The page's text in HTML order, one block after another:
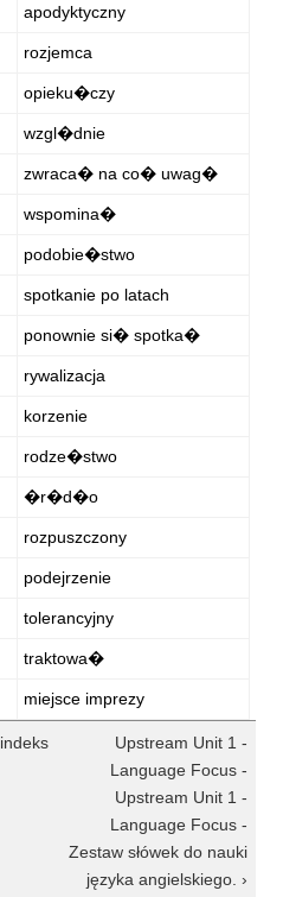
apodyktyczny
rozjemca
opieku�czy
wzgl�dnie
zwraca� na co� uwag�
wspomina�
podobie�stwo
spotkanie po latach
ponownie si� spotka�
rywalizacja
korzenie
rodze�stwo
�r�d�o
rozpuszczony
podejrzenie
tolerancyjny
traktowa�
miejsce imprezy
indeks
Upstream Unit 1 -
Language Focus -
Upstream Unit 1 -
Language Focus -
Zestaw słówek do nauki
języka angielskiego. ›